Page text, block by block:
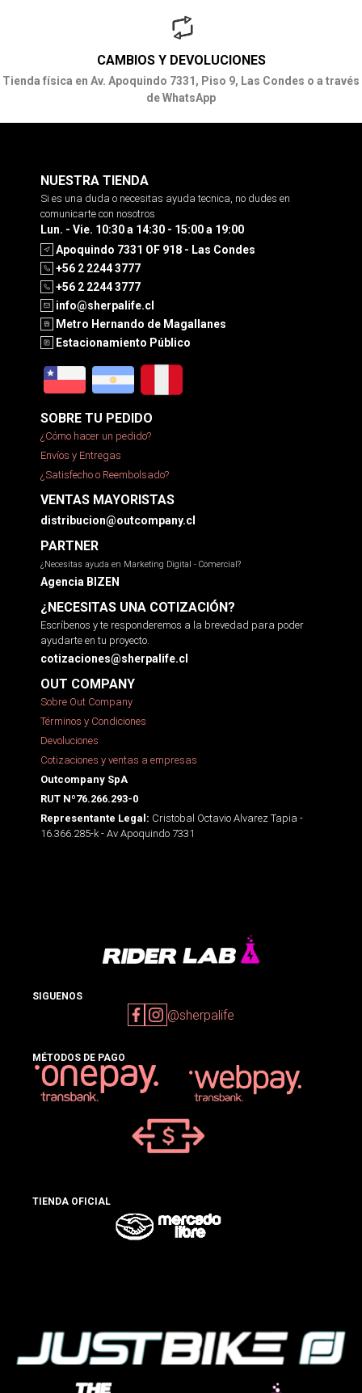
CAMBIOS Y DEVOLUCIONES
Tienda física en Av. Apoquindo 7331, Piso 9, Las Condes o a través
de WhatsApp
NUESTRA TIENDA
Si es una duda o necesitas ayuda tecnica, no dudes en
comunicarte con nosotros
Lun. - Vie. 10:30 a 14:30 - 15:00 a 19:00
Apoquindo 7331 OF 918 - Las Condes
+56 2 2244 3777
+56 2 2244 3777
info@sherpalife.cl
Metro Hernando de Magallanes
Estacionamiento Público
SOBRE TU PEDIDO
¿Cómo hacer un pedido?
Envíos y Entregas
¿Satisfecho o Reembolsado?
VENTAS MAYORISTAS
distribucion@outcompany.cl
PARTNER
¿Necesitas ayuda en Marketing Digital - Comercial?
Agencia BIZEN
¿NECESITAS UNA COTIZACIÓN?
Escríbenos y te responderemos a la brevedad para poder
ayudarte en tu proyecto.
cotizaciones@sherpalife.cl
OUT COMPANY
Sobre Out Company
Términos y Condiciones
Devoluciones
Cotizaciones y ventas a empresas
Outcompany SpA
RUT Nº76.266.293-0
Representante Legal: Cristobal Octavio Alvarez Tapia -
16.366.285-k - Av Apoquindo 7331
SIGUENOS
@sherpalife
MÉTODOS DE PAGO
TIENDA OFICIAL